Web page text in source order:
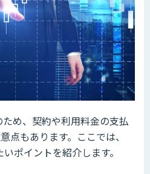
め、契約や利用料金の支払
点もあります。ここでは、
ポイントを紹介します。